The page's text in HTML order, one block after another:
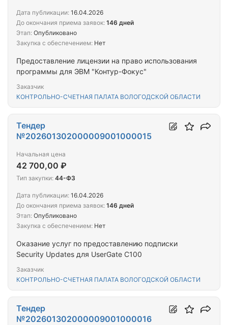
Предоставление лицензии на право использования
программы для ЭВМ "Контур-Фокус"
Заказчик
КОНТРОЛЬНО-СЧЕТНАЯ ПАЛАТА ВОЛОГОДСКОЙ ОБЛАСТИ
Дата публикации: 16.04.2026
До окончания приема заявок: 146 дней
Этап: Опубликовано
Закупка с обеспечением: Нет
Оказание услуг по предоставлению подписки
Security Updates для UserGate С100
Заказчик
КОНТРОЛЬНО-СЧЕТНАЯ ПАЛАТА ВОЛОГОДСКОЙ ОБЛАСТИ
Тендер
№202601302000009001000015
Начальная цена
42 700,00 ₽
Тип закупки: 44-ФЗ
Дата публикации: 16.04.2026
До окончания приема заявок: 146 дней
Этап: Опубликовано
Закупка с обеспечением: Нет
Тендер
№202601302000009001000016